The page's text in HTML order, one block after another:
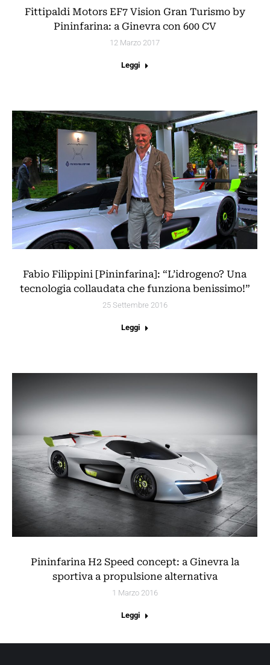
Fittipaldi Motors EF7 Vision Gran Turismo by
Pininfarina: a Ginevra con 600 CV
12 Marzo 2017
Leggi
Fabio Filippini [Pininfarina]: “L’idrogeno? Una
tecnologia collaudata che funziona benissimo!”
25 Settembre 2016
Leggi
Pininfarina H2 Speed concept: a Ginevra la
sportiva a propulsione alternativa
1 Marzo 2016
Leggi